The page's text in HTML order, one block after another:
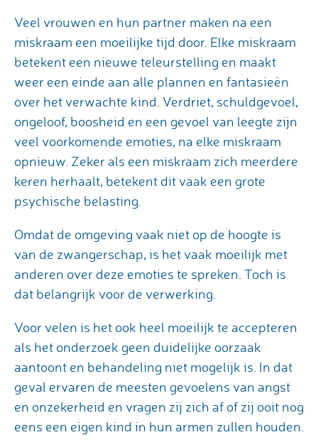
Veel vrouwen en hun partner maken na een
miskraam een moeilijke tijd door. Elke miskraam
betekent een nieuwe teleurstelling en maakt
weer een einde aan alle plannen en fantasieën
over het verwachte kind. Verdriet, schuldgevoel,
ongeloof, boosheid en een gevoel van leegte zijn
veel voorkomende emoties, na elke miskraam
opnieuw. Zeker als een miskraam zich meerdere
keren herhaalt, betekent dit vaak een grote
psychische belasting.
Omdat de omgeving vaak niet op de hoogte is
van de zwangerschap, is het vaak moeilijk met
anderen over deze emoties te spreken. Toch is
dat belangrijk voor de verwerking.
Voor velen is het ook heel moeilijk te accepteren
als het onderzoek geen duidelijke oorzaak
aantoont en behandeling niet mogelijk is. In dat
geval ervaren de meesten gevoelens van angst
en onzekerheid en vragen zij zich af of zij ooit nog
eens een eigen kind in hun armen zullen houden.